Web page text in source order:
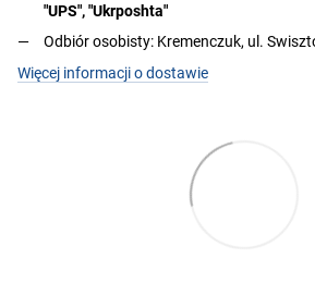
"UPS", "Ukrposhta"
Odbiór osobisty: Kremenczuk, ul.
Więcej informacji o dostawie